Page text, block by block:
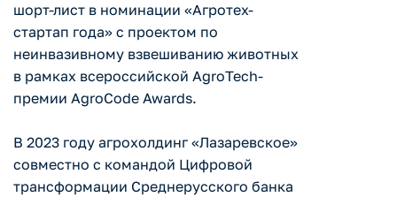
шорт-лист в номинации «Агротех-
стартап года» с проектом по
неинвазивному взвешиванию животных
в рамках всероссийской AgroTech-
премии AgroCode Awards.
В 2023 году агрохолдинг «Лазаревское»
совместно с командой Цифровой
трансформации Среднерусского банка